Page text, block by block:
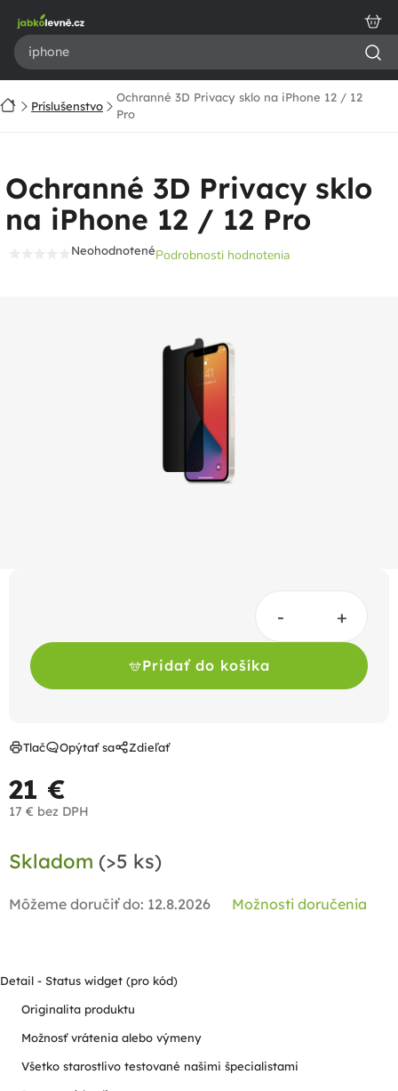
obsah
DomovPríslušenstvo
Ochranné 3D Privacy sklo na iPhone 12 / 12
Pro
Ochranné 3D Privacy sklo
na iPhone 12 / 12 Pro
NeohodnotenéPodrobnosti hodnotenia
21 €
17 € bez DPH
cena:
Skladom (>5 ks)
Môžeme doručiť do: 12.8.2026 Možnosti doručenia
Pridať do košíka
Tlač Opýtať sa Zdieľať
Detail - Status widget (pro kód)
Originalita produktu
Možnosť vrátenia alebo výmeny
Všetko starostlivo testované našimi špecialistami